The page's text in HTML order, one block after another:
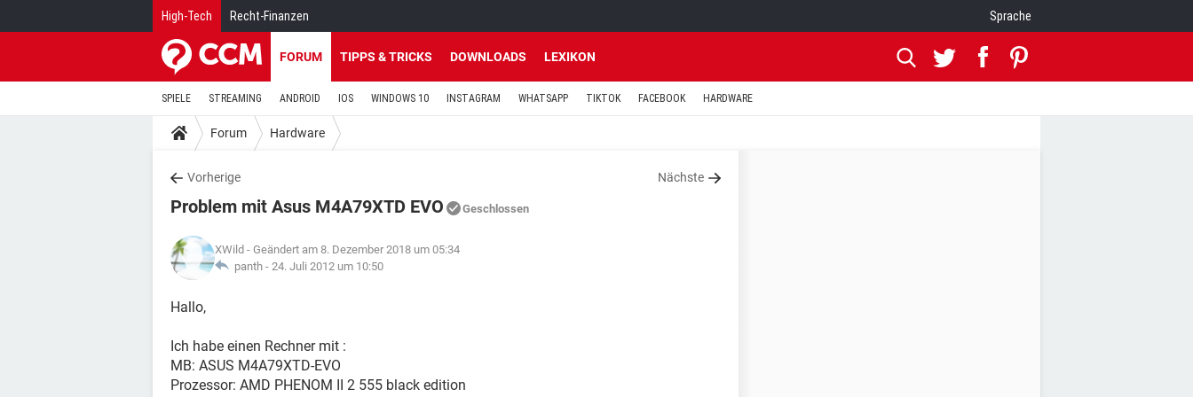
High-Tech Recht-Finanzen Sprache
FORUM TIPPS & TRICKS DOWNLOADS LEXIKON
SPIELE STREAMING ANDROID IOS WINDOWS 10 INSTAGRAM WHATSAPP TIKTOK FACEBOOK HARDWARE
Forum Hardware
Vorherige Nächste
Problem mit Asus M4A79XTD EVO Geschlossen
XWild - Geändert am 8. Dezember 2018 um 05:34
panth - 24. Juli 2012 um 10:50
Hallo,
Ich habe einen Rechner mit :
MB: ASUS M4A79XTD-EVO
Prozessor: AMD PHENOM II 2 555 black edition